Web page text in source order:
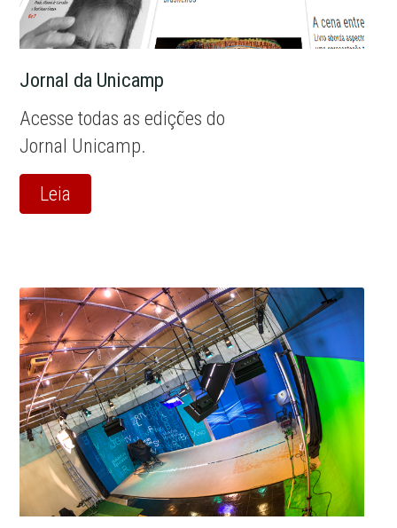
Jornal da Unicamp
Acesse todas as edições do
Jornal Unicamp.
Leia